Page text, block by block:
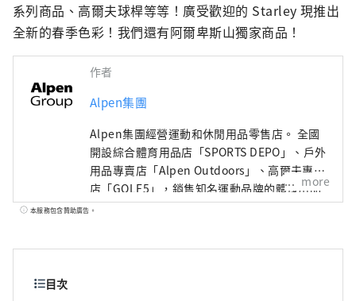
系列商品、高爾夫球桿等等！廣受歡迎的 Starley 現推出
全新的春季色彩！我們還有阿爾卑斯山獨家商品！
作者
Alpen集團
Alpen集團經營運動和休閒用品零售店。 全國
開設綜合體育用品店「SPORTS DEPO」、戶外
用品專賣店「Alpen Outdoors」、高爾夫專賣
店「GOLF5」，銷售知名運動品牌的體育用品
以及高度時尚的服裝和鞋子。我們提供廣泛的
more
本服務包含贊助廣告。
目次